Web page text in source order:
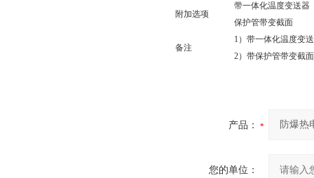
附加选项
带一体化温度变送器
保护管带变截面
备注
1） 带一体化温度变
2） 带保护管带变截
产品：
您的单位：